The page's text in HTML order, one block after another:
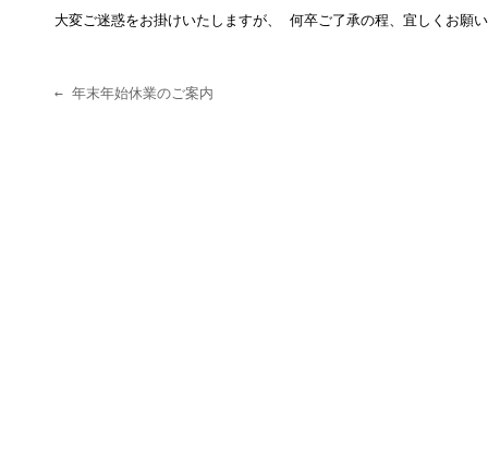
大変ご迷惑をお掛けいたしますが、 何卒ご了承の程、宜しくお願
← 年末年始休業のご案内